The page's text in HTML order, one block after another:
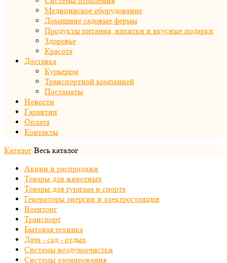
Медицинское оборудование
Домашние садовые фермы
Продукты питания, напитки и вкусные подарки
Здоровье
Красота
Доставка
Курьером
Транспортной компанией
Постаматы
Новости
Гарантии
Оплата
Контакты
Каталог Весь каталог
Акции и распродажи
Товары для животных
Товары для туризма и спорта
Генераторы энергии и электростанции
Военторг
Транспорт
Бытовая техника
Дача - сад - отдых
Системы воздухоочистки
Системы озонирования